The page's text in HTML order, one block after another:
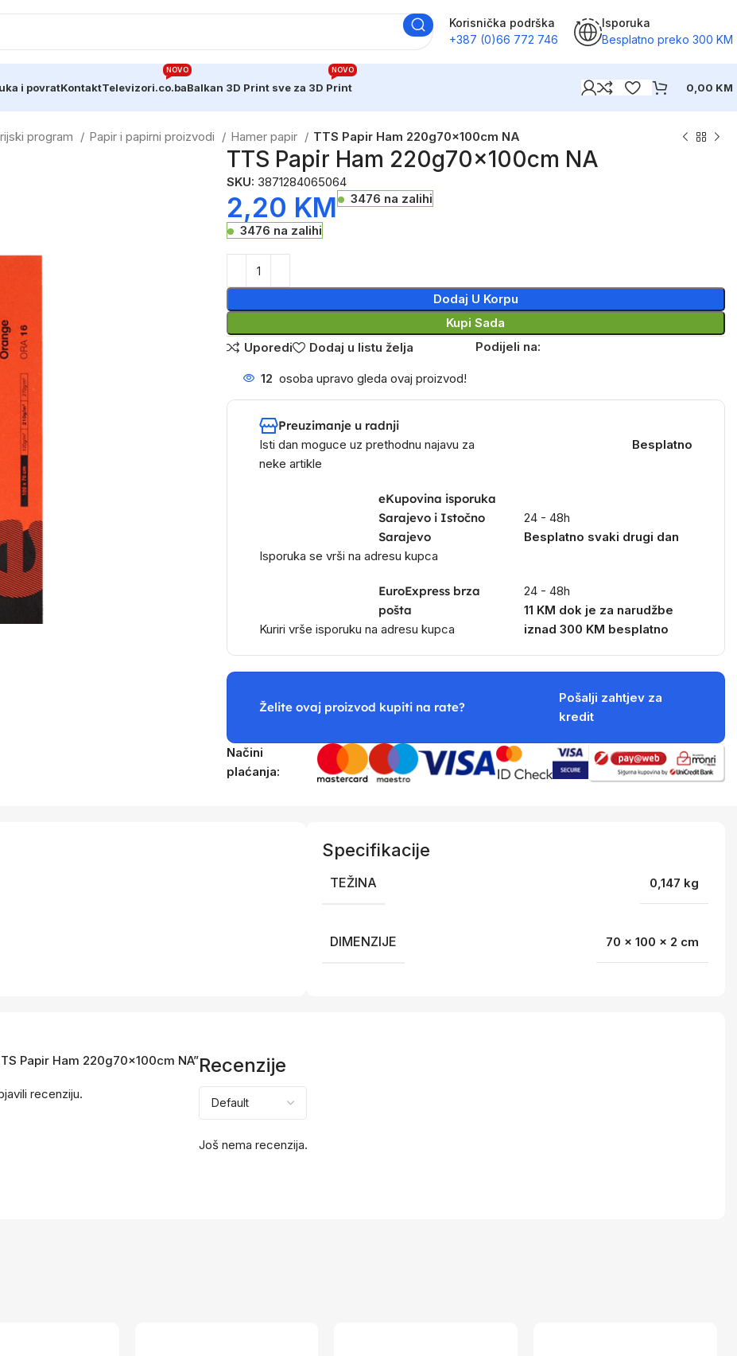
Korisnička podrška
+387 (0)66 772 746
Isporuka
Besplatno preko 300 KM
i povratKontaktTelevizori.co.ba
NOVO
Balkan 3D Print sve za 3D Print
NOVO
0,00 KM
program Papir i papirni proizvodi Hamer papir TTS Papir Ham 220g70x100cm NA
TTS Papir Ham 220g70x100cm NA
SKU: 3871284065064
2,20 KM 3476 na zalihi
3476 na zalihi
Dodaj U Korpu
Kupi Sada
Uporedi
Dodaj u listu želja Podijeli na:
12 osoba upravo gleda ovaj proizvod!
Preuzimanje u radnji
Isti dan moguce uz prethodnu najavu za
neke artikle
Besplatno
eKupovina isporuka
Sarajevo i Istočno
Sarajevo
Isporuka se vrši na adresu kupca
24 - 48h
Besplatno svaki drugi dan
EuroExpress brza
pošta
Kuriri vrše isporuku na adresu kupca
24 - 48h
11 KM dok je za narudžbe
iznad 300 KM besplatno
Želite ovaj proizvod kupiti na rate?
Pošalji zahtjev za
kredit
Načini
plaćanja:
Specifikacije
TEŽINA 0,147 kg
DIMENZIJE 70 × 100 × 2 cm
Recenzije
Još nema recenzija.
Papir Ham 220g70x100cm NA”
recenziju.